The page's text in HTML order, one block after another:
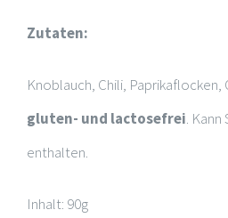
Zutaten:
Knoblauch, Chili, Paprikaflocken,
gluten- und lactosefrei. Kann
enthalten.
Inhalt: 90g